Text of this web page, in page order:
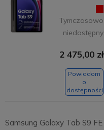
Tymczasowo
niedostępny
2 475,00 zł
Powiadom
o
dostępności
Samsung Galaxy Tab S9 FE